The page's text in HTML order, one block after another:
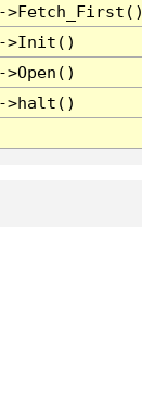
>Init()
>halt()